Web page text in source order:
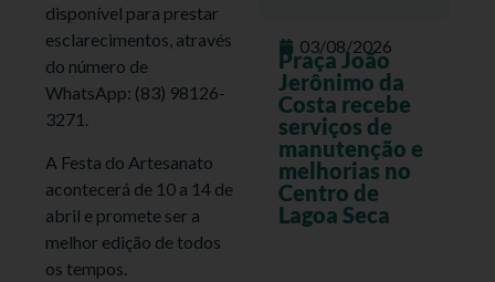
disponível para prestar
esclarecimentos, através
do número de
WhatsApp: (83) 98126-
3271.
A Festa do Artesanato
acontecerá de 10 a 14 de
abril e promete ser a
melhor edição de todos
os tempos.
03/08/2026
Praça João
Jerônimo da
Costa recebe
serviços de
manutenção e
melhorias no
Centro de
Lagoa Seca